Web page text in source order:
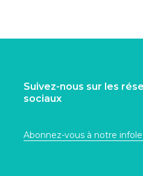
Suivez-nous sur les
sociaux
Abonnez-vous à notre